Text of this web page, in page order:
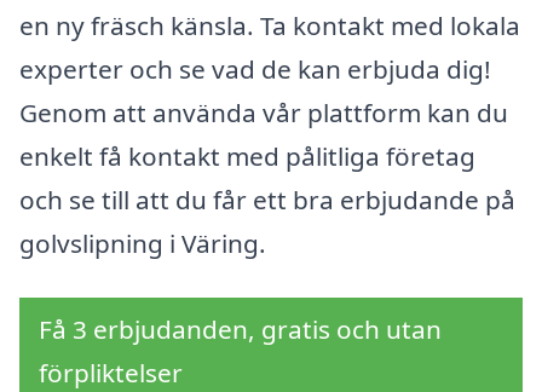
en ny fräsch känsla. Ta kontakt med lokala
experter och se vad de kan erbjuda dig!
Genom att använda vår plattform kan du
enkelt få kontakt med pålitliga företag
och se till att du får ett bra erbjudande på
golvslipning i Väring.
Få 3 erbjudanden, gratis och utan
förpliktelser